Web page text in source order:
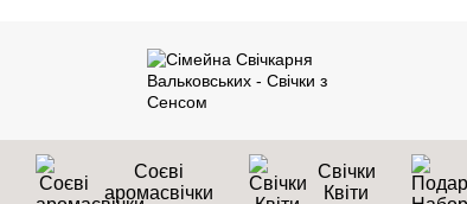
Соєві
аромасвічки
Свічки
Квіти